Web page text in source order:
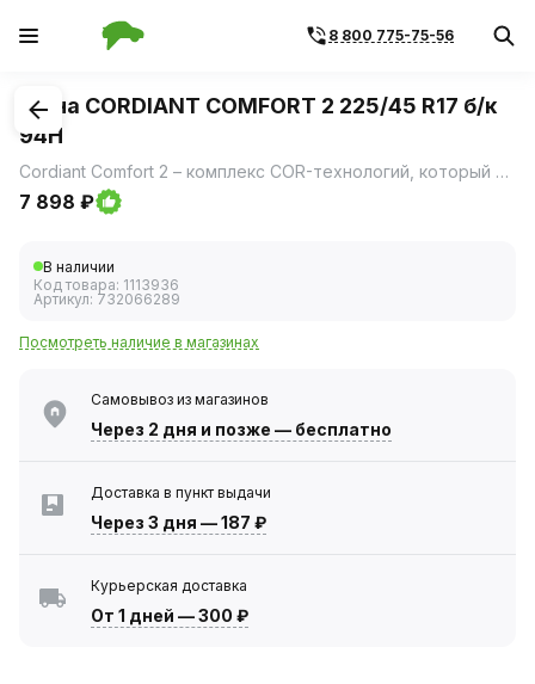
8 800 775-75-56
1/3
Шина CORDIANT COMFORT 2 225/45 R17 б/к
94H
Cordiant Comfort 2 – комплекс COR-технологий, который обеспечит не только надежное сцепление и безопасность, но и высокий уровень комфорта.
7 898 ₽
В наличии
Код товара: 1113936
Артикул: 732066289
Посмотреть наличие в магазинах
Самовывоз из магазинов
Через 2 дня и позже — бесплатно
Доставка в пункт выдачи
Через 3 дня —187 ₽
Курьерская доставка
От 1 дней —300 ₽